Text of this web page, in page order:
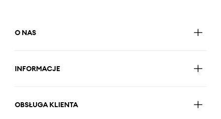
O NAS
INFORMACJE
OBSŁUGA KLIENTA